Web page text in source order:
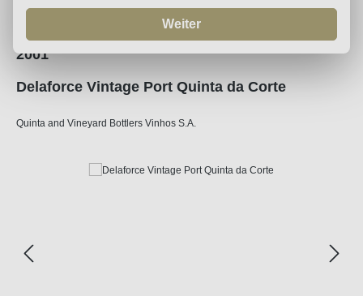
Likörweine
2001
Delaforce Vintage Port Quinta da Corte
Quinta and Vineyard Bottlers Vinhos S.A.
Bildergalerie überspringen
Weiter